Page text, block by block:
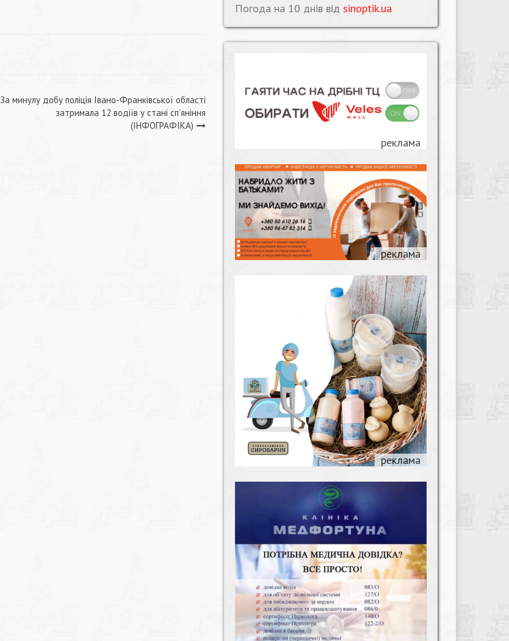
За минулу добу поліція Івано-Франківської області
затримала 12 водіїв у стані сп’яніння
(ІНФОГРАФІКА)
Погода на 10 днів від sinoptik.ua